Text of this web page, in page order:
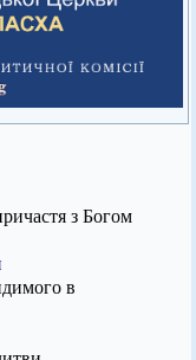
з Богом
в